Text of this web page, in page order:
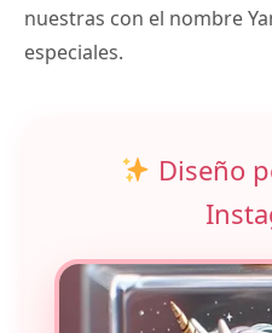
nuestras con el nombre
especiales.
Diseño